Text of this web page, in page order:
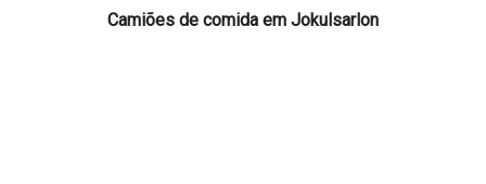
Camiões de comida em Jokulsarlon